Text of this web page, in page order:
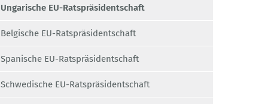
Ungarische EU-Ratspräsidentschaft
Belgische EU-Ratspräsidentschaft
Spanische EU-Ratspräsidentschaft
Schwedische EU-Ratspräsidentschaft